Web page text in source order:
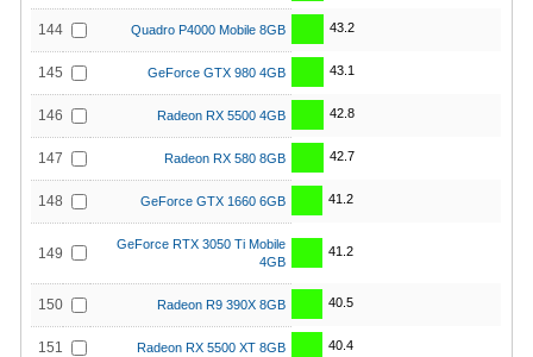
144 Quadro P4000 Mobile 8GB 43.2
145 GeForce GTX 980 4GB 43.1
146 Radeon RX 5500 4GB 42.8
147 Radeon RX 580 8GB 42.7
148 GeForce GTX 1660 6GB 41.2
149
GeForce RTX 3050 Ti Mobile
4GB
41.2
150 Radeon R9 390X 8GB 40.5
151 Radeon RX 5500 XT 8GB 40.4